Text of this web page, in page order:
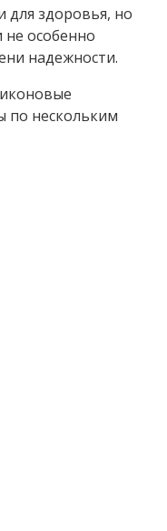
для здоровья, но
не особенно
надежности.
по нескольким